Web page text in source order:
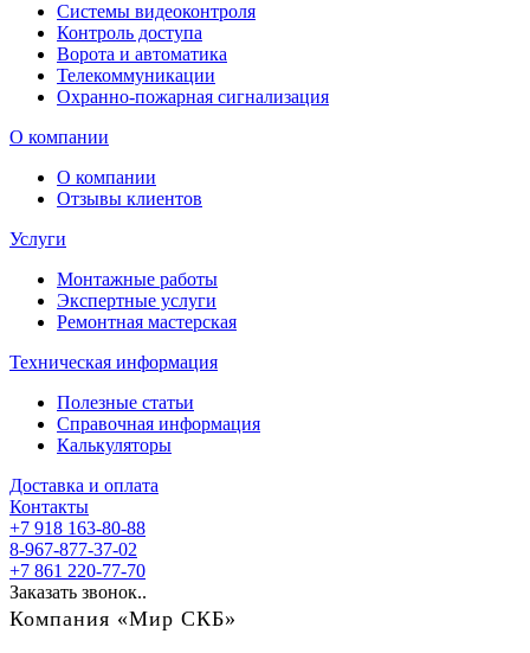
Системы видеоконтроля
Контроль доступа
Ворота и автоматика
Телекоммуникации
Охранно-пожарная сигнализация
О компании
О компании
Отзывы клиентов
Услуги
Монтажные работы
Экспертные услуги
Ремонтная мастерская
Техническая информация
Полезные статьи
Справочная информация
Калькуляторы
Доставка и оплата
Контакты
+7 918 163-80-88
8-967-877-37-02
+7 861 220-77-70
Заказать звонок..
Компания «Мир СКБ»